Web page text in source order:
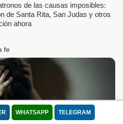
WHATSAPP TELEGRAM
de las causas imposibles:
de Santa Rita, San Judas y otros
ahora
fe